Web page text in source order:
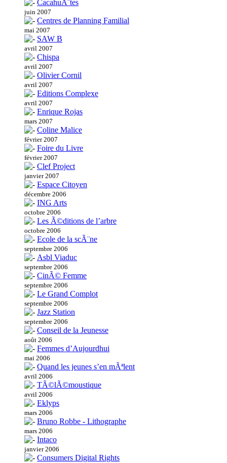
CacahuÃ¨tes
juin 2007
Centres de Planning Familial
mai 2007
SAW B
avril 2007
Chispa
avril 2007
Olivier Cornil
avril 2007
Editions Complexe
avril 2007
Enrique Rojas
mars 2007
Coline Malice
février 2007
Foire du Livre
février 2007
Clef Project
janvier 2007
Espace Citoyen
décembre 2006
ING Arts
octobre 2006
Les Ã©ditions de l’arbre
octobre 2006
Ecole de la scÃ¨ne
septembre 2006
Asbl Viaduc
septembre 2006
CinÃ© Femme
septembre 2006
Le Grand Complot
septembre 2006
Jazz Station
septembre 2006
Conseil de la Jeunesse
août 2006
Femmes d’Aujourdhui
mai 2006
Quand les jeunes s’en mÃªlent
avril 2006
TÃ©lÃ©moustique
avril 2006
Eklyps
mars 2006
Bruno Robbe - Lithographe
mars 2006
Intaco
janvier 2006
Consumers Digital Rights